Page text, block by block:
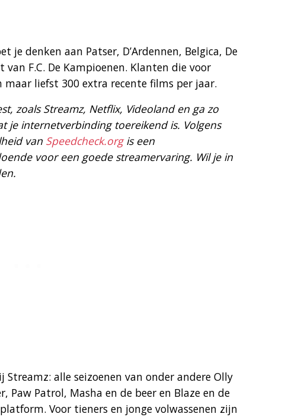
je denken aan Patser, D’Ardennen, Belgica, De
F.C. De Kampioenen. Klanten die voor
liefst 300 extra recente films per jaar.
zoals Streamz, Netflix, Videoland en ga zo
je internetverbinding toereikend is. Volgens
van Speedcheck.orgis een
voor een goede streamervaring. Wil je in
alle seizoenen van onder andere Olly
Paw Patrol, Masha en de beer en Blaze en de
Voor tieners en jonge volwassenen zijn